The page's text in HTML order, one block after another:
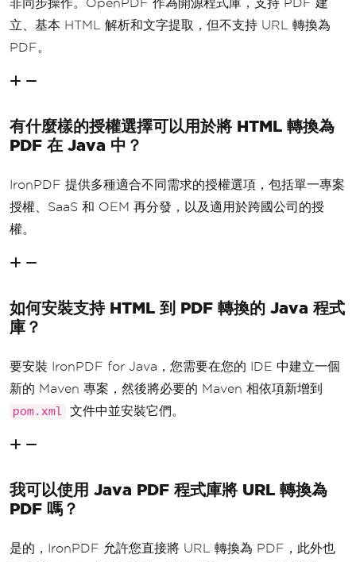
非同步操作。OpenPDF 作為開源程式庫，支持 PDF 建
立、基本 HTML 解析和文字提取，但不支持 URL 轉換為
PDF。
有什麼樣的授權選擇可以用於將 HTML 轉換為
PDF 在 Java 中？
IronPDF 提供多種適合不同需求的授權選項，包括單一專案
授權、SaaS 和 OEM 再分發，以及適用於跨國公司的授
權。
如何安裝支持 HTML 到 PDF 轉換的 Java 程式
庫？
要安裝 IronPDF for Java，您需要在您的 IDE 中建立一個
新的 Maven 專案，然後將必要的 Maven 相依項新增到
pom.xml 文件中並安裝它們。
我可以使用 Java PDF 程式庫將 URL 轉換為
PDF 嗎？
是的，IronPDF 允許您直接將 URL 轉換為 PDF，此外也